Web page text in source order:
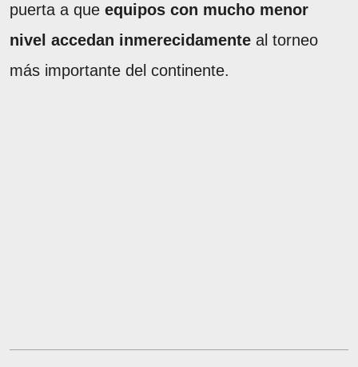
puerta a que equipos con mucho menor
nivel accedan inmerecidamente al torneo
más importante del continente.